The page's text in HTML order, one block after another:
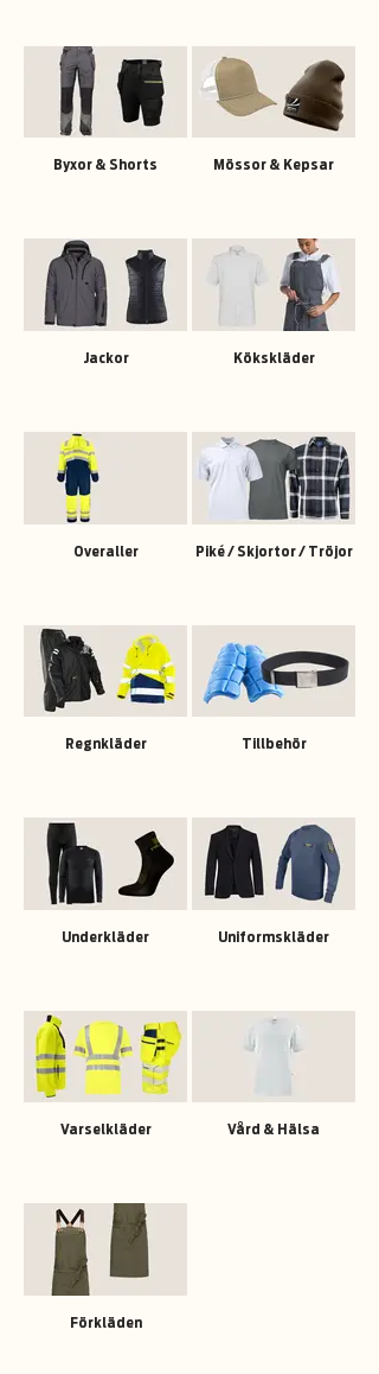
Byxor & Shorts Mössor & Kepsar
Jackor Kökskläder
Overaller Piké / Skjortor / Tröjor
Regnkläder Tillbehör
Underkläder Uniformskläder
Varselkläder Vård & Hälsa
Förkläden